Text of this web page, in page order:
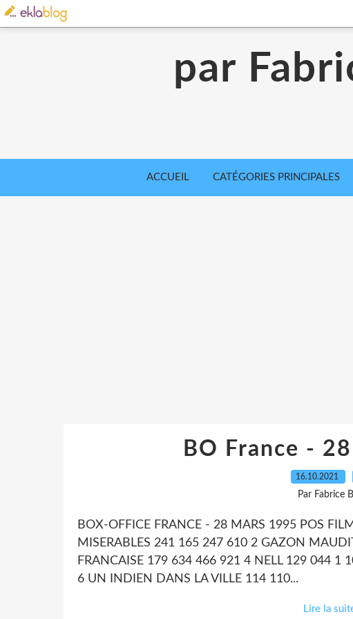
par
ACCUEIL CATÉGORIES PRINCIPALES
BO France -
16.10.2021
Par Fabrice
BOX-OFFICE FRANCE - 28 MARS 1995 POS
MISERABLES 241 165 247 610 2 GAZON
FRANCAISE 179 634 466 921 4 NELL 129 044 1
6 UN INDIEN DANS LA VILLE 114 110...
Lire la